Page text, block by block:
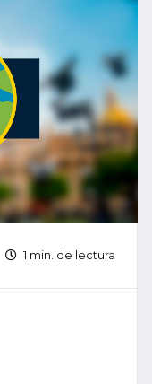
1 min. de lectura